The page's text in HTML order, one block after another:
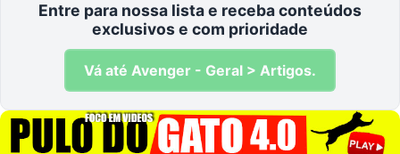
Entre para nossa lista e receba conteúdos
exclusivos e com prioridade
Vá até Avenger - Geral > Artigos.